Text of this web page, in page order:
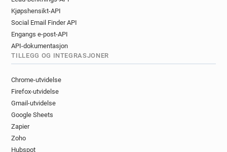
Kjøpshensikt-API
Social Email Finder API
Engangs e-post-API
API-dokumentasjon
TILLEGG OG INTEGRASJONER
Chrome-utvidelse
Firefox-utvidelse
Gmail-utvidelse
Google Sheets
Zapier
Zoho
Hubspot